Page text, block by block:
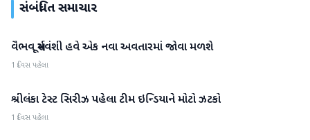
સંબંધિત સમાચાર
રમતગમત
વૈભવ સૂર્યવંશી હવે એક નવા અવતારમાં જોવા મળશે
1 દિવસ પહેલા
રમતગમત
શ્રીલંકા ટેસ્ટ સિરીઝ પહેલા ટીમ ઇન્ડિયાને મોટો ઝટકો
1 દિવસ પહેલા